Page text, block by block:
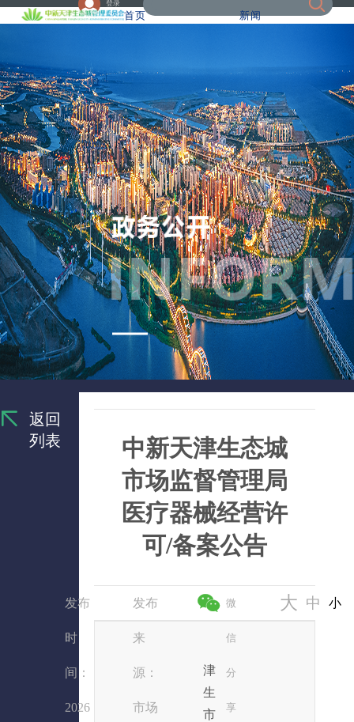
登录
首页 新闻
返回
列表
中新天津生态城
市场监督管理局
医疗器械经营许
可/备案公告
发布
时
间：
2026
发布
来
源：
市场
微
信
分
享
大 中 小
津
生
市